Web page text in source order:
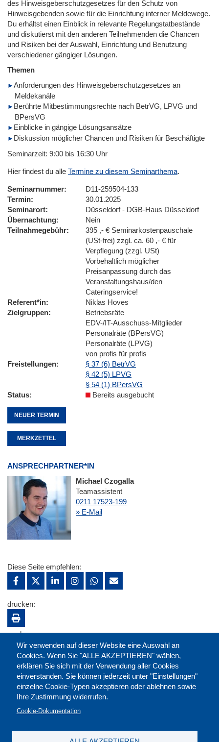
des Hinweisgeberschutzgesetzes für den Schutz von
Hinweisgebenden sowie für die Einrichtung interner Meldewege.
Du erhältst einen Einblick in relevante Regelungstatbestände
und diskutierst mit den anderen Teilnehmenden die Chancen
und Risiken bei der Auswahl, Einrichtung und Benutzung
verschiedener gängiger Lösungen.
Themen
Anforderungen des Hinweisgeberschutzgesetzes an
Meldekanäle
Berührte Mitbestimmungsrechte nach BetrVG, LPVG und
BPersVG
Einblicke in gängige Lösungsansätze
Diskussion möglicher Chancen und Risiken für Beschäftigte
Seminarzeit: 9:00 bis 16:30 Uhr
Hier findest du alle Termine zu diesem Seminarthema.
Seminarnummer
D11-259504-133
Termin
30.01.2025
Seminarort
Düsseldorf - DGB-Haus Düsseldorf
Übernachtung
Nein
Teilnahmegebühr
395 ,- € Seminarkostenpauschale
(USt-frei) zzgl. ca. 60 ,- € für
Verpflegung (zzgl. USt)
Vorbehaltlich möglicher
Preisanpassung durch das
Veranstaltungshaus/den
Cateringservice!
Referent*in
Niklas Hoves
Zielgruppen
Betriebsräte
EDV-/IT-Ausschuss-Mitglieder
Personalräte (BPersVG)
Personalräte (LPVG)
von profis für profis
Freistellungen
§ 37 (6) BetrVG
§ 42 (5) LPVG
§ 54 (1) BPersVG
Status
Bereits ausgebucht
NEUER TERMIN
MERKZETTEL
ANSPRECHPARTNER*IN
Michael Czogalla
Teamassistent
0211 17523-199
» E-Mail
Wir verwenden auf dieser Website eine Auswahl an
Cookies. Wenn Sie "ALLE AKZEPTIEREN" wählen,
erklären Sie sich mit der Verwendung aller Cookies
einverstanden. Sie können jederzeit unter "Einstellungen"
einzelne Cookie-Typen akzeptieren oder ablehnen sowie
Ihre Zustimmung widerrufen.
Cookie-Dokumentation
Diese Seite empfehlen:
drucken:
merken: